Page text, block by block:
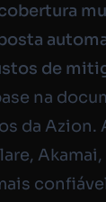
de
na
da Azion.
Akamai,